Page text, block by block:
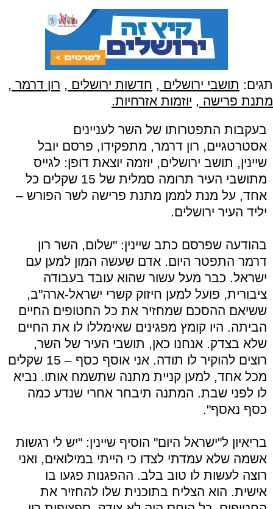
תגים: תושבי ירושלים , חדשות ירושלים , רון דרמר ,
מתנת פרישה , יוזמות אזרחיות.
בעקבות התפטרותו של השר לעניינים
אסטרטגיים, רון דרמר, מתפקידו, פרסם יובל
שיינין, תושב ירושלים, יוזמה יוצאת דופן: לגייס
מתושבי העיר תרומה סמלית של 15 שקלים כל
אחד, על מנת לממן מתנת פרישה לשר הפורש –
יליד העיר ירושלים.
בהודעה שפרסם כתב שיינין: "שלום, השר רון
דרמר התפטר היום. אדם שעשה המון למען עם
ישראל. כבר מעל עשור שהוא עובד בעבודה
ציבורית, פועל למען חיזוק קשרי ישראל-ארה"ב,
ששיאם ההסכם שמחזיר את כל החטופים החיים
הביתה. היו קומץ מפגינים שאימללו לו את החיים
שלא בצדק. אנחנו כאן, תושבי העיר של השר,
רוצים להוקיר לו תודה. אני אוסף כסף – 15 שקלים
מכל אחד, למען קניית מתנה שתשמח אותו. נביא
לו לפני שבת. המתנה תיבחר אחרי שנדע כמה
כסף נאסף".
בריאיון ל"ישראל היום" הוסיף שיינין: "יש לי רגשות
אשמה שלא עמדתי לצדו כי הייתי במילואים, ואני
רוצה לעשות לו טוב בלב. ההפגנות פגעו בו
אישית. הוא הצליח בתוכנית שלו להחזיר את